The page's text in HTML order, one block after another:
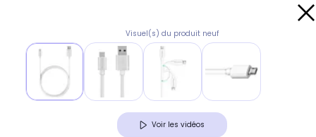
Visuel(s) du produit neuf
Voir les vidéos